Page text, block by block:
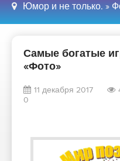
Юмор и не только. »
Самые богатые
«Фото»
11 декабря 2017
0